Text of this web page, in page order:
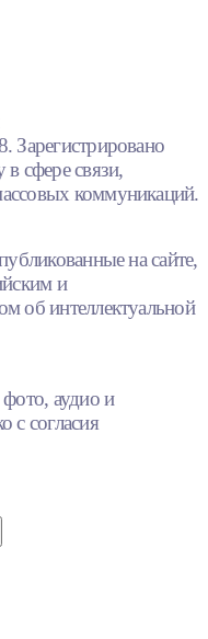
сфере связи,
коммуникаций.
на сайте,
и
об интеллектуальной
аудио и
с согласия